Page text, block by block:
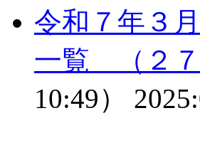
令和７年３
一覧 （２
10:49）